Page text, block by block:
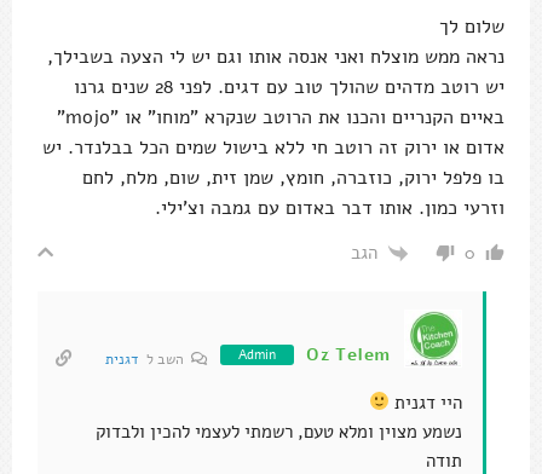
שלום לך
נראה ממש מוצלח ואני אנסה אותו וגם יש לי הצעה בשבילך,
יש רוטב מדהים שהולך טוב עם דגים. לפני 28 שנים גרנו
באיים הקנריים והכנו את הרוטב שנקרא "מוחו" או "mojo"
אדום או ירוק זה רוטב חי ללא בישול שמים הכל בבלנדר. יש
בו פלפל ירוק, כוזברה, חומץ, שמן זית, שום, מלח, לחם
וזרעי כמון. אותו דבר באדום עם גמבה וצ'ילי.
0 הגב
Oz Telem
Admin השב ל דגנית
היי דגנית
נשמע מצוין ומלא טעם, רשמתי לעצמי להכין ולבדוק
תודה